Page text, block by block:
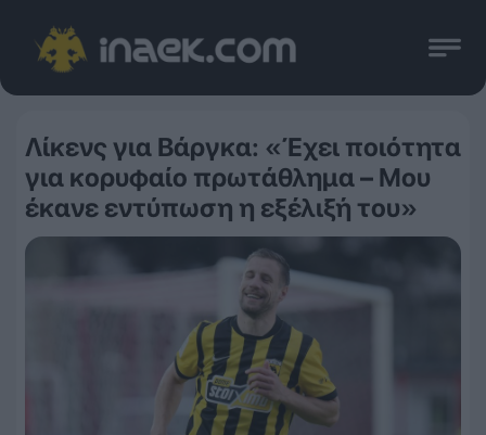
Λίκενς για Βάργκα: «Έχει ποιότητα
για κορυφαίο πρωτάθλημα – Μου
έκανε εντύπωση η εξέλιξή του»